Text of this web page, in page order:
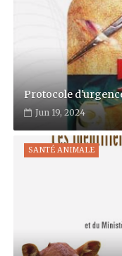
Protocole
Jun 19, 2024
SANTÉ ANIMALE